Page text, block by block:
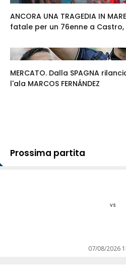
ANCORA UNA TRAGEDIA IN
fatale per un 76enne a
MERCATO. Dalla SPAGNA
l'ala MARCOS FERNÁNDEZ
Prossima partita
vs
07/08/2026